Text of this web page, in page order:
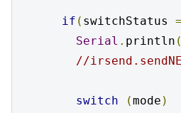
if ( switchStatus
Serial . println (
//
switch (mode )